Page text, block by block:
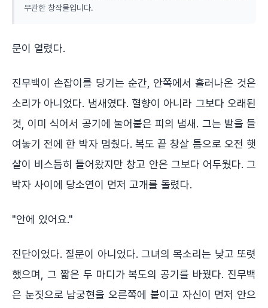
무관한 창작물입니다.
문이 열렸다.
진무백이 손잡이를 당기는 순간, 안쪽에서 흘러나온 것은
소리가 아니었다. 냄새였다. 혈향이 아니라 그보다 오래된
것, 이미 식어서 공기에 눌어붙은 피의 냄새. 그는 발을 들
여놓기 전에 한 박자 멈췄다. 복도 끝 창살 틈으로 오전 햇
살이 비스듬히 들어왔지만 창고 안은 그보다 어두웠다. 그
박자 사이에 당소연이 먼저 고개를 돌렸다.
"안에 있어요."
진단이었다. 질문이 아니었다. 그녀의 목소리는 낮고 또렷
했으며, 그 짧은 두 마디가 복도의 공기를 바꿨다. 진무백
은 눈짓으로 남궁현을 오른쪽에 붙이고 자신이 먼저 안으